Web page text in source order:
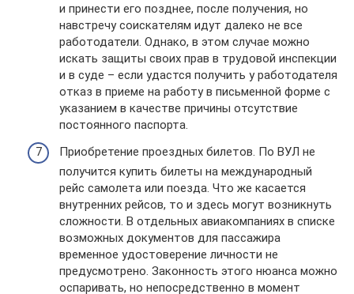
и принести его позднее, после получения, но
навстречу соискателям идут далеко не все
работодатели. Однако, в этом случае можно
искать защиты своих прав в трудовой инспекции
и в суде – если удастся получить у работодателя
отказ в приеме на работу в письменной форме с
указанием в качестве причины отсутствие
постоянного паспорта.
Приобретение проездных билетов. По ВУЛ не
получится купить билеты на международный
рейс самолета или поезда. Что же касается
внутренних рейсов, то и здесь могут возникнуть
сложности. В отдельных авиакомпаниях в списке
возможных документов для пассажира
временное удостоверение личности не
предусмотрено. Законность этого нюанса можно
оспаривать, но непосредственно в момент